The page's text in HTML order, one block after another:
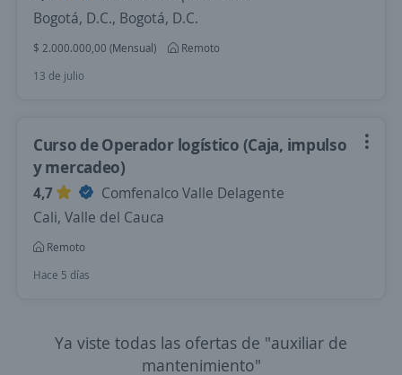
Bogotá, D.C., Bogotá, D.C.
$ 2.000.000,00 (Mensual)
Remoto
13 de julio
Curso de Operador logístico (Caja, impulso
y mercadeo)
4,7
Comfenalco Valle Delagente
Cali, Valle del Cauca
Remoto
Hace 5 días
Ya viste todas las ofertas de "auxiliar de
mantenimiento"